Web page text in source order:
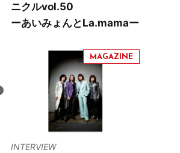
ニクルvol.50
ーあいみょんとLa.mamaー
INTERVIEW